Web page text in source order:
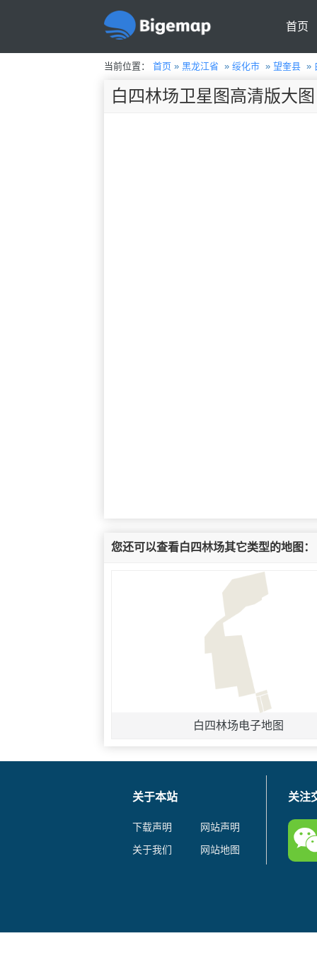
首页
当前位置： 首页» 黑龙江省 » 绥化市» 望奎县»
白四林场卫星图高清版大图
您还可以查看白四林场其它类型的地图：
白四林场电子地图
关于本站
下载声明
网站声明
关于我们
网站地图
关注